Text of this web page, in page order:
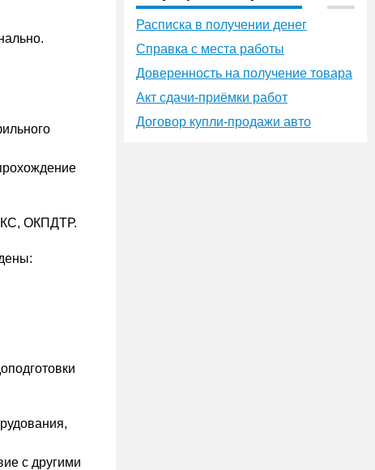
ОКПДТР.
с другими
Расписка в получении денег
Справка с места работы
Доверенность на получение товара
Акт сдачи-приёмки работ
Договор купли-продажи авто